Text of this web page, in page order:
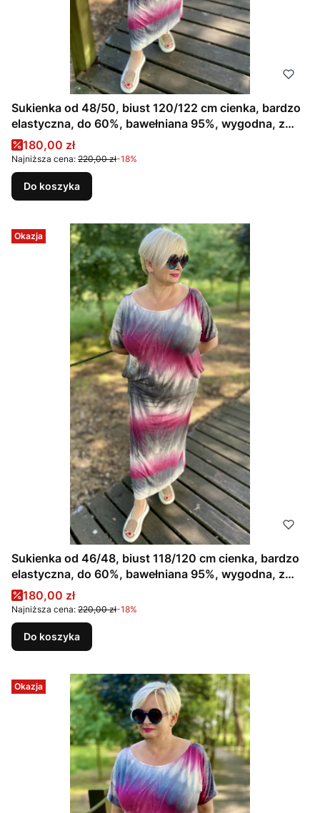
Sukienka od 48/50, biust 120/122 cm cienka, bardzo
elastyczna, do 60%, bawełniana 95%, wygodna, z
kieszeniami, na duży biust, CIENIOWANA, RÓŻOWA,
SZARA
Cena promocyjna
180,00 zł
Najniższa cena: 220,00 zł-18%
Do koszyka
Okazja
Sukienka od 46/48, biust 118/120 cm cienka, bardzo
elastyczna, do 60%, bawełniana 95%, wygodna, z
kieszeniami, na duży biust, CIENIOWANA, RÓŻOWA,
SZARA
Cena promocyjna
180,00 zł
Najniższa cena: 220,00 zł-18%
Do koszyka
Okazja